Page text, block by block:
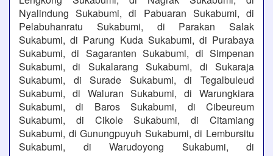
Nyalindung Sukabumi, di Pabuaran Sukabumi, di
Pelabuhanratu Sukabumi, di Parakan Salak
Sukabumi, di Parung Kuda Sukabumi, di Purabaya
Sukabumi, di Sagaranten Sukabumi, di Simpenan
Sukabumi, di Sukalarang Sukabumi, di Sukaraja
Sukabumi, di Surade Sukabumi, di Tegalbuleud
Sukabumi, di Waluran Sukabumi, di Warungkiara
Sukabumi, di Baros Sukabumi, di Cibeureum
Sukabumi, di Cikole Sukabumi, di Citamiang
Sukabumi, di Gunungpuyuh Sukabumi, di Lembursitu
Sukabumi, di Warudoyong Sukabumi, di